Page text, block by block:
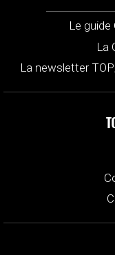
Le
La
La newsletter